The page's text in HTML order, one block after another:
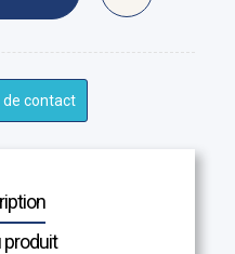
de contact
produit